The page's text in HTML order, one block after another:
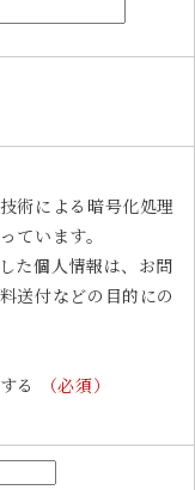
術による暗号化処理
ています。
た個人情報は、お問
送付などの目的にの
る
（必須）